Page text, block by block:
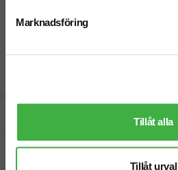
Marknadsföring
Tillåt alla
Tillåt urval
Fri offert